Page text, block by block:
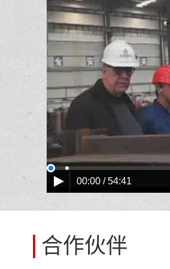
00:00 / 54:41
合作伙伴